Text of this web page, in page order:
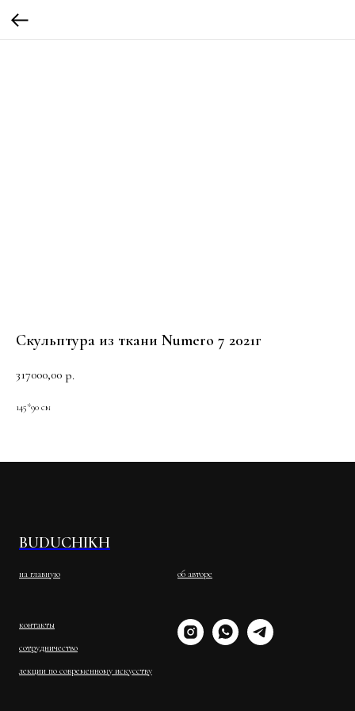
Скульптура из ткани Numero 7 2021г
317000,00 р.
145*90 см
BUDUCHIKH
на главную об авторе
контакты
сотрудничество
лекции по современному искусству